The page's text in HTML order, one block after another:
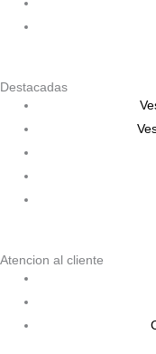
Destacadas
Atencion al cliente